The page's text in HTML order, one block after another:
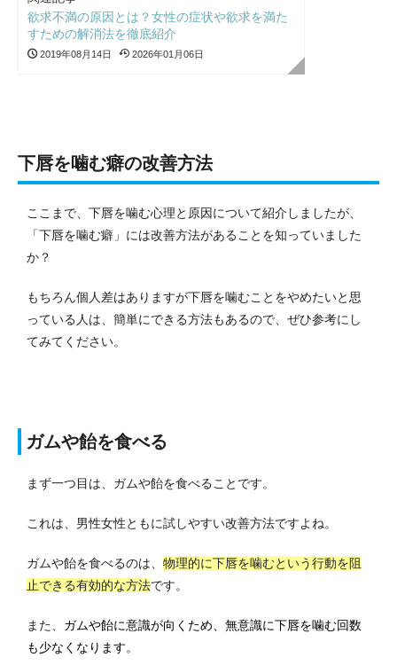
欲求不満の原因とは？女性の症状や欲求を満た
すための解消法を徹底紹介
2019年08月14日 2026年01月06日
下唇を噛む癖の改善方法
ここまで、下唇を噛む心理と原因について紹介しましたが、
「下唇を噛む癖」には改善方法があることを知っていました
か？
もちろん個人差はありますが下唇を噛むことをやめたいと思
っている人は、簡単にできる方法もあるので、ぜひ参考にし
てみてください。
ガムや飴を食べる
まず一つ目は、ガムや飴を食べることです。
これは、男性女性ともに試しやすい改善方法ですよね。
ガムや飴を食べるのは、 物理的に下唇を噛むという行動を阻
止できる有効的な方法です。
また、 ガムや飴に意識が向くため、無意識に下唇を噛む回数
も少なくなります。